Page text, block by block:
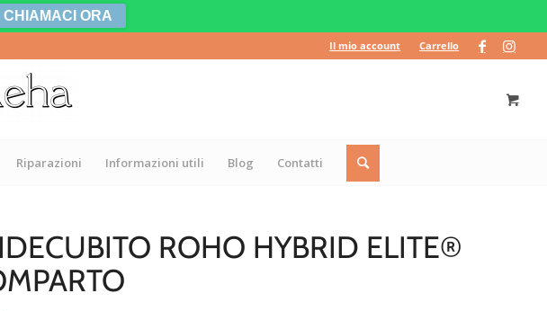
Il mio account Carrello
Riparazioni Informazioni utili Blog Contatti
ROHO HYBRID ELITE®
CHIAMACI ORA